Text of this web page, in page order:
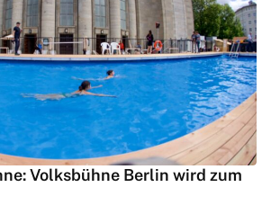
Volksbühne Berlin wird zum